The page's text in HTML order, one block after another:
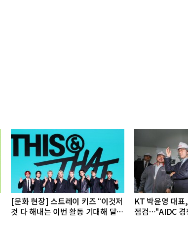
[문화 현장] 스트레이 키즈 “이것저
것 다 해내는 이번 활동 기대해 달
KT 박윤영 대표
점검…"AIDC 경